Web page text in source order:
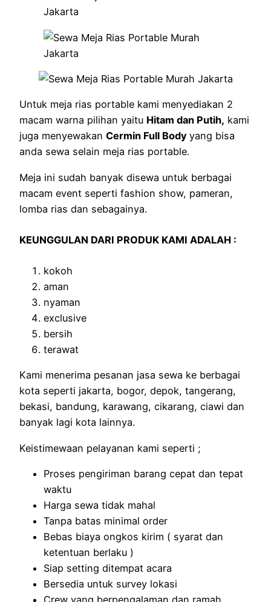
Untuk meja rias portable kami menyediakan 2
macam warna pilihan yaitu Hitam dan Putih, kami
juga menyewakan Cermin Full Body yang bisa
anda sewa selain meja rias portable.
Meja ini sudah banyak disewa untuk berbagai
macam event seperti fashion show, pameran,
lomba rias dan sebagainya.
KEUNGGULAN DARI PRODUK KAMI ADALAH :
kokoh
aman
nyaman
exclusive
bersih
terawat
Kami menerima pesanan jasa sewa ke berbagai
kota seperti jakarta, bogor, depok, tangerang,
bekasi, bandung, karawang, cikarang, ciawi dan
banyak lagi kota lainnya.
Keistimewaan pelayanan kami seperti ;
Proses pengiriman barang cepat dan tepat
waktu
Harga sewa tidak mahal
Tanpa batas minimal order
Bebas biaya ongkos kirim ( syarat dan
ketentuan berlaku )
Siap setting ditempat acara
Bersedia untuk survey lokasi
Crew yang berpengalaman dan ramah